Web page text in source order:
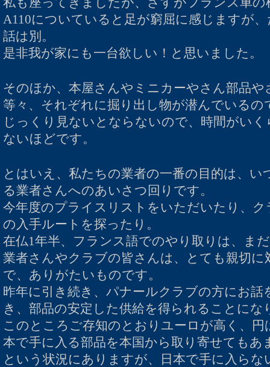
A110についていると足が窮屈に感じますが
話は別。
是非我が家にも一台欲しい！と思いました。
そのほか、本屋さんやミニカーやさん部品や
等々、それぞれに掘り出し物が潜んでいるの
じっくり見ないとならないので、時間がい
ないほどです。
とはいえ、私たちの業者の一番の目的は、い
る業者さんへのあいさつ回りです。
今年度のプライスリストをいただいたり、
の入手ルートを探ったり。
在仏1年半、フランス語でのやり取りは、ま
業者さんやクラブの皆さんは、とても親切に
で、ありがたいものです。
昨年に引き続き、パナールクラブの方にお
き、部品の安定した供給を得られることにな
このところご存知のとおりユーロが高く、円
本で手に入る部品を本国から取り寄せてもあ
という状況にありますが、日本で手に入ら